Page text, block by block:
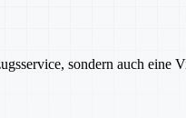
sondern auch eine